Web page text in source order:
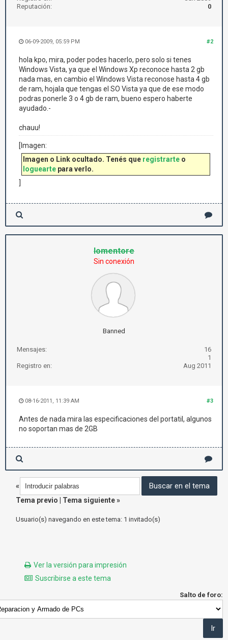
Reputación:
0
#2
06-09-2009, 05:59 PM
hola kpo, mira, poder podes hacerlo, pero solo si tenes
Windows Vista, ya que el Windows Xp reconoce hasta 2 gb
nada mas, en cambio el Windows Vista reconose hasta 4 gb
de ram, hojala que tengas el SO Vista ya que de ese modo
podras ponerle 3 o 4 gb de ram, bueno espero haberte
ayudado.-
chauu!
[Imagen:
Imagen o Link ocultado. Tenés que registrarte o
loguearte para verlo.
lomentore
Sin conexión
Banned
Mensajes:
16
1
Registro en:
Aug 2011
#3
08-16-2011, 11:39 AM
Antes de nada mira las especificaciones del portatil, algunos
no soportan mas de 2GB
«
Tema previo
Tema siguiente»
Usuario(s) navegando en este tema: 1 invitado(s)
Ver la versión para impresión
Suscribirse a este tema
Salto de foro: